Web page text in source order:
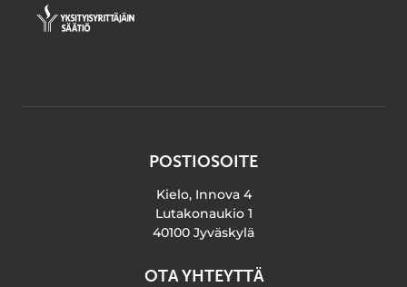
POSTIOSOITE
Kielo, Innova 4
Lutakonaukio 1
40100 Jyväskylä
OTA YHTEYTTÄ